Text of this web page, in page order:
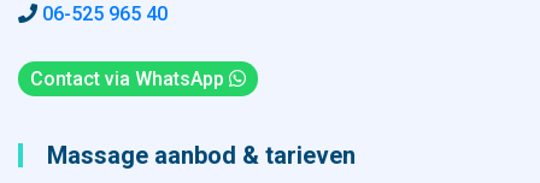
06-525 965 40
Contact via WhatsApp
Massage aanbod & tarieven